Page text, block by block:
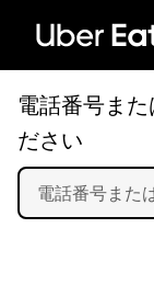
電話番号ま
ださい